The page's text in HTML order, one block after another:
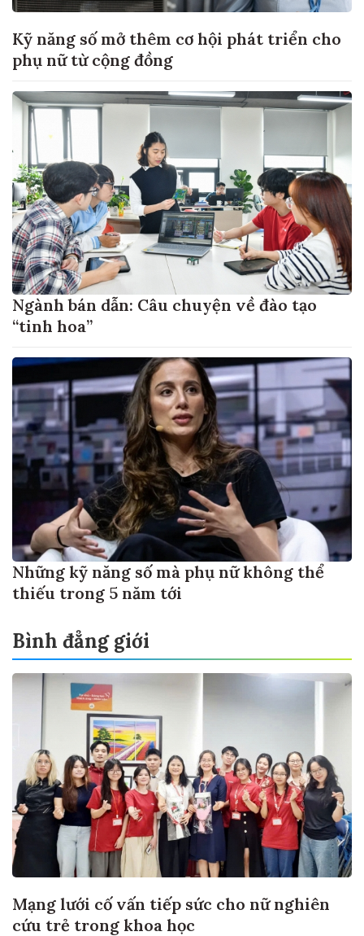
Kỹ năng số mở thêm cơ hội phát triển cho
phụ nữ từ cộng đồng
Ngành bán dẫn: Câu chuyện về đào tạo
“tinh hoa”
Những kỹ năng số mà phụ nữ không thể
thiếu trong 5 năm tới
Bình đẳng giới
Mạng lưới cố vấn tiếp sức cho nữ nghiên
cứu trẻ trong khoa học